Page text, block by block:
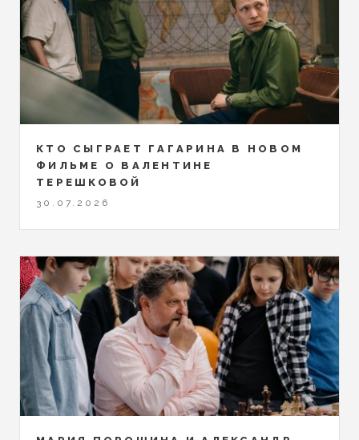
КТО СЫГРАЕТ ГАГАРИНА В НОВОМ
ФИЛЬМЕ О ВАЛЕНТИНЕ
ТЕРЕШКОВОЙ
30.07.2026